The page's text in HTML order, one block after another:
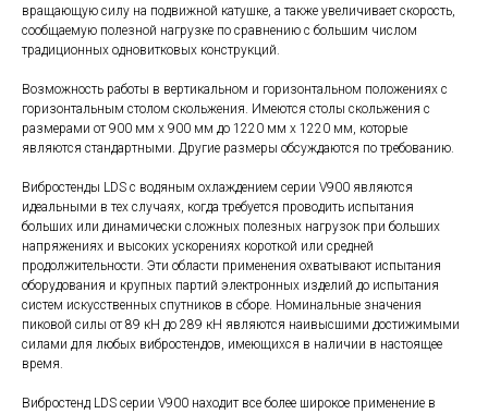
вращающую силу на подвижной катушке, а также увеличивает скорость,
сообщаемую полезной нагрузке по сравнению с большим числом
традиционных одновитковых конструкций.
Возможность работы в вертикальном и горизонтальном положениях с
горизонтальным столом скольжения. Имеются столы скольжения с
размерами от 900 мм х 900 мм до 1220 мм х 1220 мм, которые
являются стандартными. Другие размеры обсуждаются по требованию.
Вибростенды LDS с водяным охлаждением серии V900 являются
идеальными в тех случаях, когда требуется проводить испытания
больших или динамически сложных полезных нагрузок при больших
напряжениях и высоких ускорениях короткой или средней
продолжительности. Эти области применения охватывают испытания
оборудования и крупных партий электронных изделий до испытания
систем искусственных спутников в сборе. Номинальные значения
пиковой силы от 89 кН до 289 кН являются наивысшими достижимыми
силами для любых вибростендов, имеющихся в наличии в настоящее
время.
Вибростенд LDS серии V900 находит все более широкое применение в